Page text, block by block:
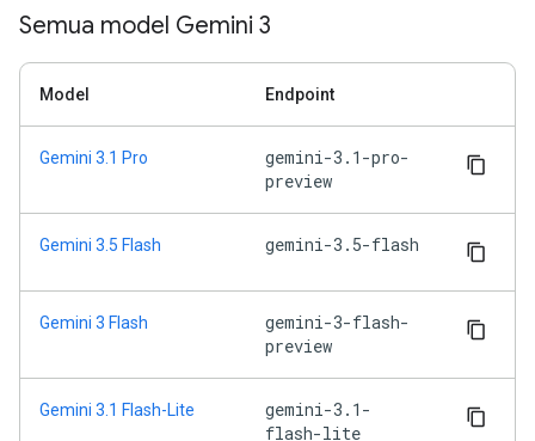
Semua model Gemini 3
Model Endpoint
Gemini 3.1 Pro
gemini-3.1-pro-
preview
Gemini 3.5 Flash gemini-3.5-flash
Gemini 3 Flash
gemini-3-flash-
preview
Gemini 3.1 Flash-Lite
gemini-3.1-
flash-lite